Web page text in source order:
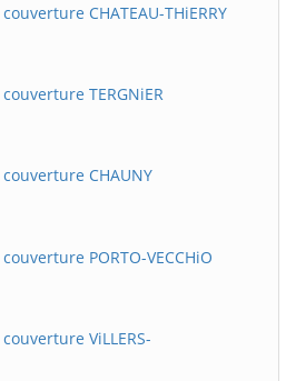
CHATEAU-THiERRY
TERGNiER
CHAUNY
PORTO-VECCHiO
ViLLERS-